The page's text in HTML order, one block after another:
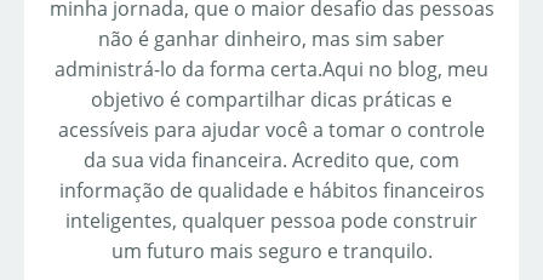
minha jornada, que o maior desafio das pessoas
não é ganhar dinheiro, mas sim saber
administrá-lo da forma certa.Aqui no blog, meu
objetivo é compartilhar dicas práticas e
acessíveis para ajudar você a tomar o controle
da sua vida financeira. Acredito que, com
informação de qualidade e hábitos financeiros
inteligentes, qualquer pessoa pode construir
um futuro mais seguro e tranquilo.